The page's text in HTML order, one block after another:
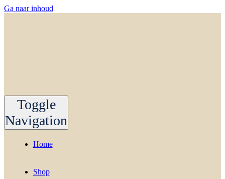
Ga naar inhoud
Toggle
Navigation
Home
Shop